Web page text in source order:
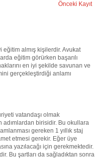
Önceki Kayıt
eğitim almış kişilerdir. Avukat
eğitim görürken başarılı
en iyi şekilde savunan ve
gerçekleştirdiği anlamı
vatandaşı olmak
adımlardan birisidir. Bu okullara
gereken 1 yıllık staj
etmesi gerekir. Eğer üye
yazılacağı için gerekmektedir.
Bu şartları da sağladıktan sonra